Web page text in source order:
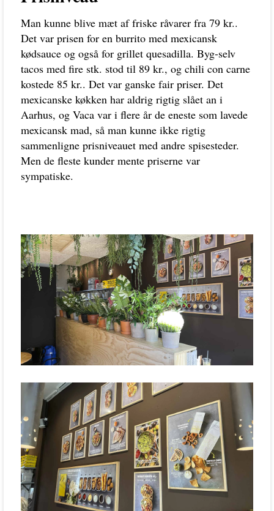
Man kunne blive mæt af friske råvarer fra 79 kr..
Det var prisen for en burrito med mexicansk
kødsauce og også for grillet quesadilla. Byg-selv
tacos med fire stk. stod til 89 kr., og chili con carne
kostede 85 kr.. Det var ganske fair priser. Det
mexicanske køkken har aldrig rigtig slået an i
Aarhus, og Vaca var i flere år de eneste som lavede
mexicansk mad, så man kunne ikke rigtig
sammenligne prisniveauet med andre spisesteder.
Men de fleste kunder mente priserne var
sympatiske.